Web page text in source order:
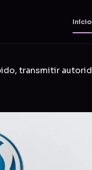
Início
transmitir